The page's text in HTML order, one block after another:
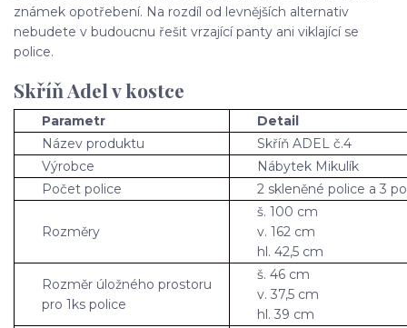
známek opotřebení. Na rozdíl od levnějších alternativ
nebudete v budoucnu řešit vrzající panty ani viklající se
police.
Skříň Adel v kostce
Parametr
Detail
Název produktu
Skříň ADEL č.4
Výrobce
Nábytek Mikulík
Počet police
2 skleněné police a 3
Rozměry
š. 100 cm
v. 162 cm
hl. 42,5 cm
Rozměr úložného prostoru
pro 1ks police
š. 46 cm
v. 37,5 cm
hl. 39 cm